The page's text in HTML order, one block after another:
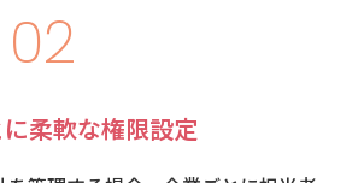
柔軟な権限設定